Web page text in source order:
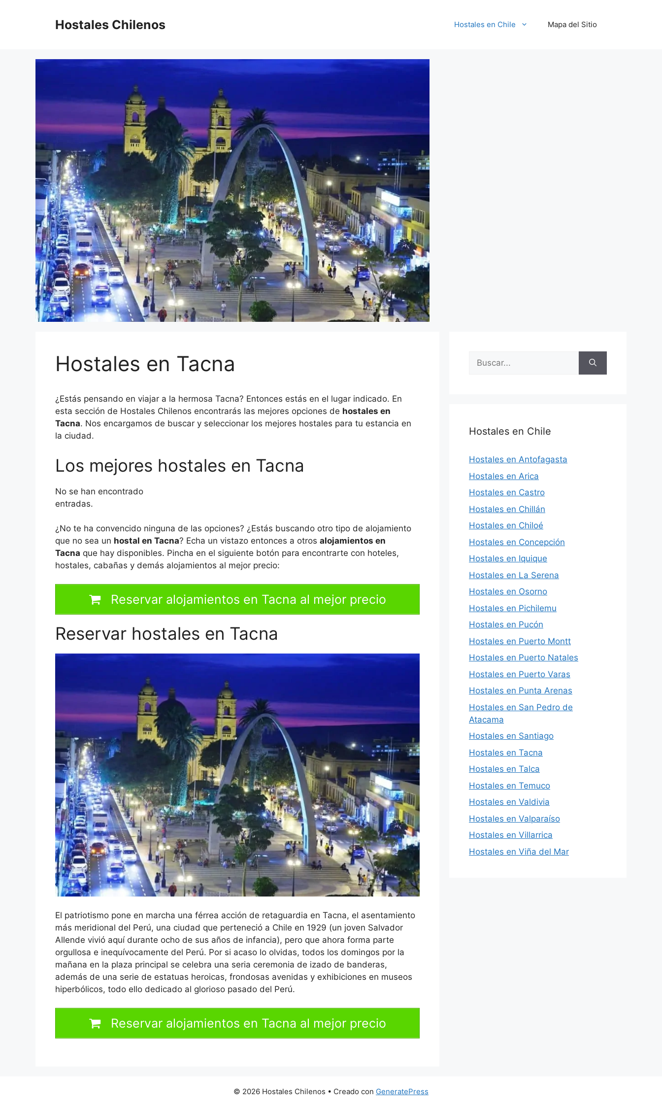
Hostales Chilenos Hostales en Chile Mapa del Sitio
Hostales en Tacna
¿Estás pensando en viajar a la hermosa Tacna? Entonces estás en el lugar indicado. En
esta sección de Hostales Chilenos encontrarás las mejores opciones de hostales en
Tacna. Nos encargamos de buscar y seleccionar los mejores hostales para tu estancia en
la ciudad.
Los mejores hostales en Tacna
No se han encontrado
entradas.
¿No te ha convencido ninguna de las opciones? ¿Estás buscando otro tipo de alojamiento
que no sea un hostal en Tacna? Echa un vistazo entonces a otros alojamientos en
Tacna que hay disponibles. Pincha en el siguiente botón para encontrarte con hoteles,
hostales, cabañas y demás alojamientos al mejor precio:
Reservar alojamientos en Tacna al mejor precio
Reservar hostales en Tacna
El patriotismo pone en marcha una férrea acción de retaguardia en Tacna, el asentamiento
más meridional del Perú, una ciudad que perteneció a Chile en 1929 (un joven Salvador
Allende vivió aquí durante ocho de sus años de infancia), pero que ahora forma parte
orgullosa e inequívocamente del Perú. Por si acaso lo olvidas, todos los domingos por la
mañana en la plaza principal se celebra una seria ceremonia de izado de banderas,
además de una serie de estatuas heroicas, frondosas avenidas y exhibiciones en museos
hiperbólicos, todo ello dedicado al glorioso pasado del Perú.
Reservar alojamientos en Tacna al mejor precio
Buscar:
Hostales en Chile
Hostales en Antofagasta
Hostales en Arica
Hostales en Castro
Hostales en Chillán
Hostales en Chiloé
Hostales en Concepción
Hostales en Iquique
Hostales en La Serena
Hostales en Osorno
Hostales en Pichilemu
Hostales en Pucón
Hostales en Puerto Montt
Hostales en Puerto Natales
Hostales en Puerto Varas
Hostales en Punta Arenas
Hostales en San Pedro de
Atacama
Hostales en Santiago
Hostales en Tacna
Hostales en Talca
Hostales en Temuco
Hostales en Valdivia
Hostales en Valparaíso
Hostales en Villarrica
Hostales en Viña del Mar
© 2026 Hostales Chilenos • Creado con GeneratePress